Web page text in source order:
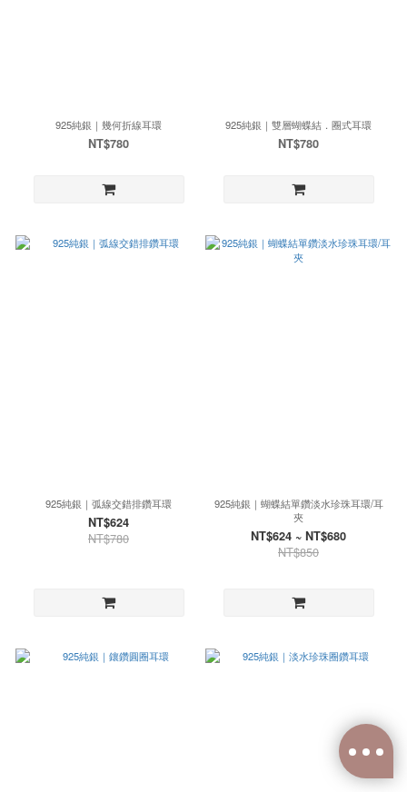
925純銀｜幾何折線耳環
NT$780
925純銀｜雙層蝴蝶結．圈式耳環
NT$780
925純銀｜弧線交錯排鑽耳環
NT$624
NT$780
925純銀｜蝴蝶結單鑽淡水珍珠耳環/耳
夾
NT$624 ~ NT$680
NT$850